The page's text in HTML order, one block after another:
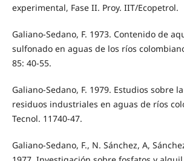
experimental, Fase II. Proy. IIT/Ecopetrol.
Galiano-Sedano, F. 1973. Contenido de
sulfonado en aguas de los ríos
85: 40-55.
Galiano-Sedano, F. 1979. Estudios sobre
residuos industriales en aguas de ríos
Tecnol. 11740-47.
Galiano-Sedano, F., N. Sánchez, A,